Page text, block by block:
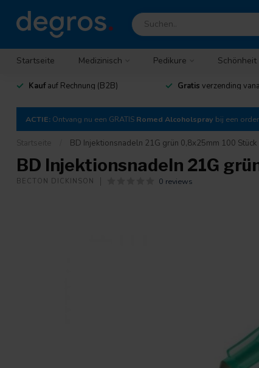
Startseite Medizinisch Pedikure Schönheit
Kaufauf Rechnung (B2B) Gratis verzending
ACTIE: Ontvang nu een GRATIS Romed Alcoholspray bij een
Startseite BD Injektionsnadeln 21G grün 0,8x25mm 100
BD Injektionsnadeln 21G
BECTON DICKINSON 0 reviews